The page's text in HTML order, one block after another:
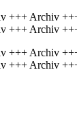
Archiv
+++ Archiv
Archiv
+++ Archiv